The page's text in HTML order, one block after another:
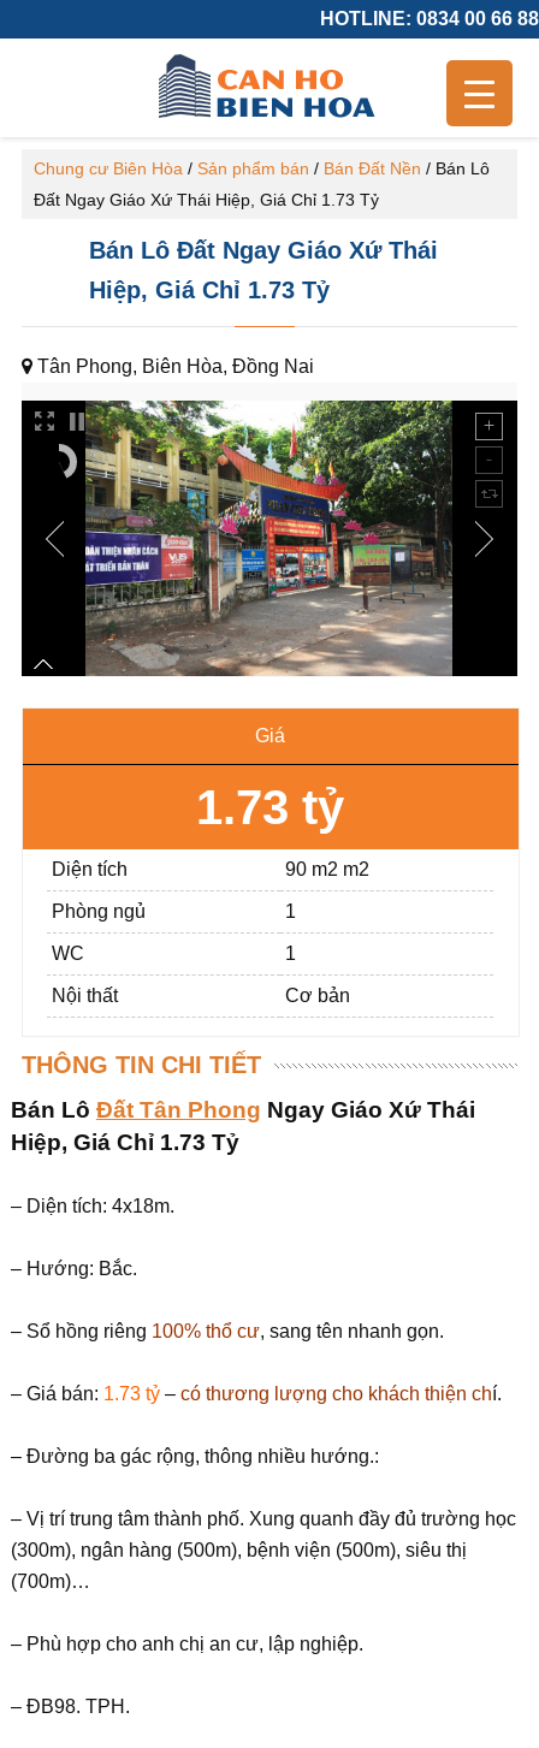
HOTLINE: 0834 00 66 88
Chung cư Biên Hòa / Sản phẩm bán / Bán Đất Nền / Bán Lô
Đất Ngay Giáo Xứ Thái Hiệp, Giá Chỉ 1.73 Tỷ
Bán Lô Đất Ngay Giáo Xứ Thái
Hiệp, Giá Chỉ 1.73 Tỷ
Tân Phong, Biên Hòa, Đồng Nai
Giá
1.73 tỷ
Diện tích 90 m2 m2
Phòng ngủ 1
WC 1
Nội thất Cơ bản
THÔNG TIN CHI TIẾT
Bán Lô Đất Tân Phong Ngay Giáo Xứ Thái
Hiệp, Giá Chỉ 1.73 Tỷ
– Diện tích: 4x18m.
– Hướng: Bắc.
– Sổ hồng riêng 100% thổ cư, sang tên nhanh gọn.
– Giá bán: 1.73 tỷ– có thương lượng cho khách thiện chí.
– Đường ba gác rộng, thông nhiều hướng.:
– Vị trí trung tâm thành phố. Xung quanh đầy đủ trường học
(300m), ngân hàng (500m), bệnh viện (500m), siêu thị
(700m)…
– Phù hợp cho anh chị an cư, lập nghiệp.
– ĐB98. TPH.